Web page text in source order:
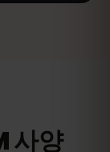
사양